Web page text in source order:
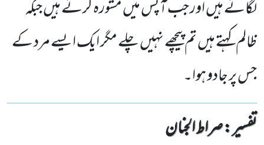
لگاتے ہیں اور جب آپس میں مشورہ کرتے ہیں جبکہ
ظالم کہتے ہیں تم پیچھے نہیں چلے مگر ایک ایسے مرد کے
جس پر جادو ہوا۔
تفسیر : ‎صراط الجنان